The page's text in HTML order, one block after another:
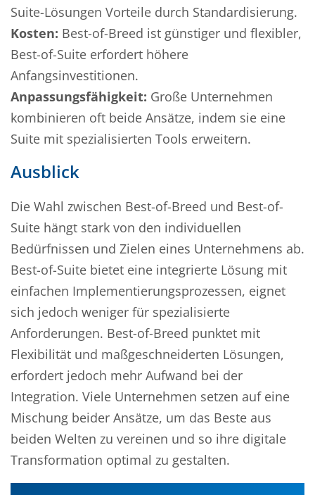
Suite-Lösungen Vorteile durch Standardisierung.
Kosten: Best-of-Breed ist günstiger und flexibler,
Best-of-Suite erfordert höhere
Anfangsinvestitionen.
Anpassungsfähigkeit: Große Unternehmen
kombinieren oft beide Ansätze, indem sie eine
Suite mit spezialisierten Tools erweitern.
Ausblick
Die Wahl zwischen Best-of-Breed und Best-of-
Suite hängt stark von den individuellen
Bedürfnissen und Zielen eines Unternehmens ab.
Best-of-Suite bietet eine integrierte Lösung mit
einfachen Implementierungsprozessen, eignet
sich jedoch weniger für spezialisierte
Anforderungen. Best-of-Breed punktet mit
Flexibilität und maßgeschneiderten Lösungen,
erfordert jedoch mehr Aufwand bei der
Integration. Viele Unternehmen setzen auf eine
Mischung beider Ansätze, um das Beste aus
beiden Welten zu vereinen und so ihre digitale
Transformation optimal zu gestalten.